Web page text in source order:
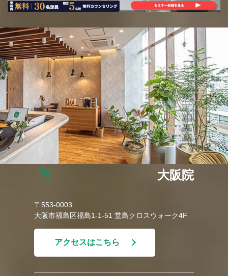
大阪院
〒553-0003
大阪市福島区福島1-1-51 堂島クロスウォーク4F
アクセスはこちら